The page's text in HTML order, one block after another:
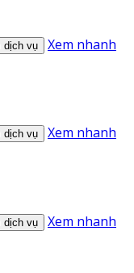
dịch vụ Xem nhanh
dịch vụ Xem nhanh
dịch vụ Xem nhanh